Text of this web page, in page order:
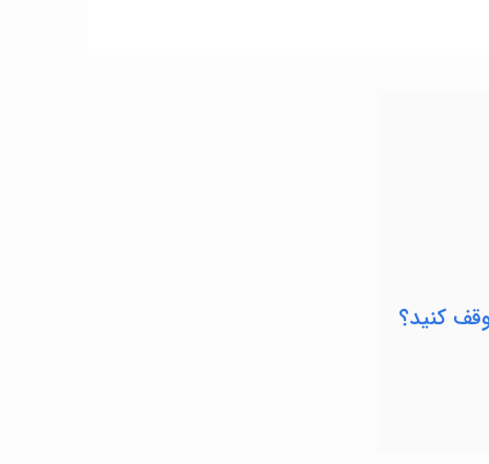
کنید؟